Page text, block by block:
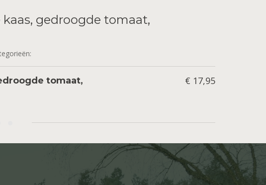
gedroogde tomaat,
tomaat,
€ 17,95